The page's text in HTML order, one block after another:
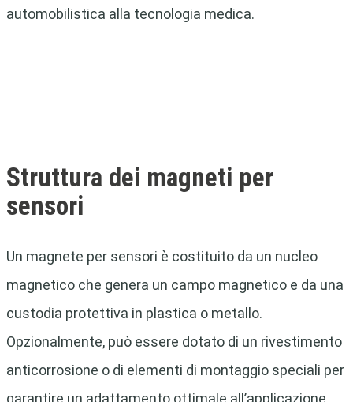
automobilistica alla tecnologia medica.
Struttura dei magneti per
sensori
Un magnete per sensori è costituito da un nucleo
magnetico che genera un campo magnetico e da una
custodia protettiva in plastica o metallo.
Opzionalmente, può essere dotato di un rivestimento
anticorrosione o di elementi di montaggio speciali per
garantire un adattamento ottimale all’applicazione.